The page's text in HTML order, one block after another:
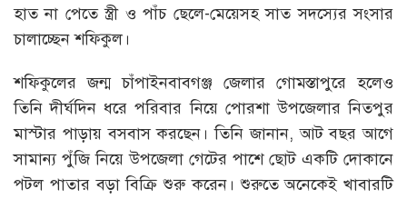
হাত না পেতে স্ত্রী ও পাঁচ ছেলে-মেয়েসহ সাত সদস্যের সংসার
চালাচ্ছেন শফিকুল।
শফিকুলের জন্ম চাঁপাইনবাবগঞ্জ জেলার গোমস্তাপুরে হলেও
তিনি দীর্ঘদিন ধরে পরিবার নিয়ে পোরশা উপজেলার নিতপুর
মাস্টার পাড়ায় বসবাস করছেন। তিনি জানান, আট বছর আগে
সামান্য পুঁজি নিয়ে উপজেলা গেটের পাশে ছোট একটি দোকানে
পটল পাতার বড়া বিক্রি শুরু করেন। শুরুতে অনেকেই খাবারটি